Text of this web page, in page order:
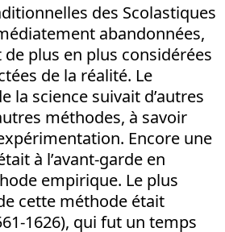
des Scolastiques
abandonnées,
plus en plus considérées
de la réalité. Le
la science suivait d’autres
méthodes, à savoir
Encore une
à l’avant-garde en
empirique. Le plus
cette méthode était
1626), qui fut un temps